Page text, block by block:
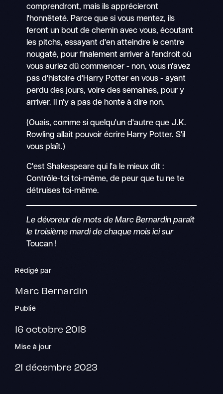
comprendront, mais ils apprécieront
l'honnêteté. Parce que si vous mentez, ils
feront un bout de chemin avec vous, écoutant
les pitchs, essayant d'en atteindre le centre
nougaté, pour finalement arriver à l'endroit où
vous auriez dû commencer - non, vous n'avez
pas d'histoire d'Harry Potter en vous - ayant
perdu des jours, voire des semaines, pour y
arriver. Il n'y a pas de honte à dire non.
(Ouais, comme si quelqu'un d'autre que J.K.
Rowling allait pouvoir écrire Harry Potter. S'il
vous plaît.)
C'est Shakespeare qui l'a le mieux dit :
Contrôle-toi toi-même, de peur que tu ne te
détruises toi-même.
Le dévoreur de mots de Marc Bernardin paraît
le troisième mardi de chaque mois ici sur
Toucan !
Rédigé par
Marc Bernardin
Publié
16 octobre 2018
Mise à jour
21 décembre 2023